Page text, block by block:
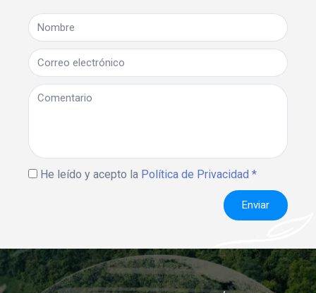
He leído y acepto la Política de Privacidad *
Enviar